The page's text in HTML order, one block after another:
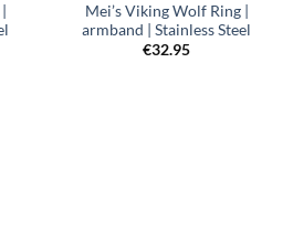
Mei’s Viking Wolf Ring |
armband | Stainless Steel
€32.95